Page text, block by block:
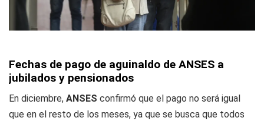
Fechas de pago de aguinaldo de ANSES a
jubilados y pensionados
En diciembre, ANSES confirmó que el pago no será igual
que en el resto de los meses, ya que se busca que todos